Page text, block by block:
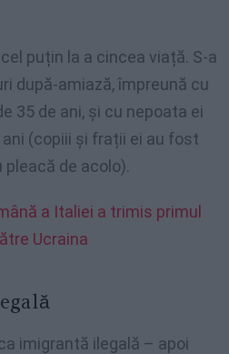
puțin la a cincea viață. S-a
după-amiază, împreună cu
35 de ani, și cu nepoata ei
(copiii și frații ei au fost
de acolo).
a Italiei a trimis primul
Ucraina
imigrantă ilegală – apoi